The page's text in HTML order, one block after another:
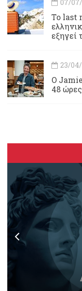
07/
Το last
εξηγεί
23/
Ο
48